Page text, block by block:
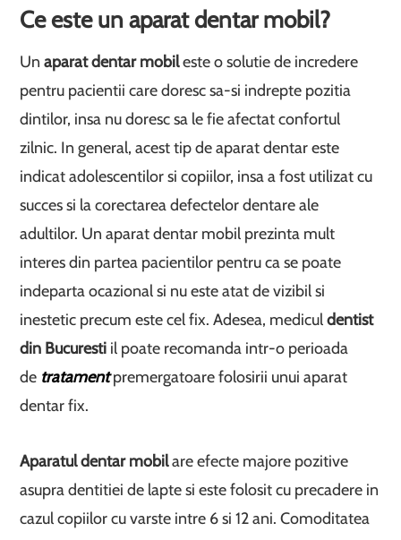
Ce este un aparat dentar mobil?
Unaparat dentar mobileste o solutie de incredere
pentru pacientii care doresc sa-si indrepte pozitia
dintilor, insa nu doresc sa le fie afectat confortul
zilnic. In general, acest tip de aparat dentar este
indicat adolescentilor si copiilor, insa a fost utilizat cu
succes si la corectarea defectelor dentare ale
adultilor. Un aparat dentar mobil prezinta mult
interes din partea pacientilor pentru ca se poate
indeparta ocazional si nu este atat de vizibil si
inestetic precum este cel fix. Adesea, mediculdentist
din Bucuresti il poate recomanda intr-o perioada
de tratament premergatoare folosirii unui aparat
dentar fix.
Aparatul dentar mobilare efecte majore pozitive
asupra dentitiei de lapte si este folosit cu precadere in
cazul copiilor cu varste intre 6 si 12 ani. Comoditatea